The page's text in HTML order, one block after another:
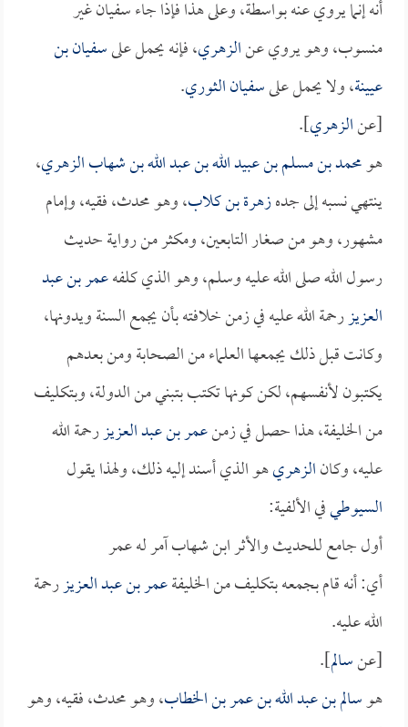
أنه إنما يروي عنه بواسطة، وعلى هذا فإذا جاء سفيان غير
منسوب، وهو يروي عنالزهري، فإنه يحمل علىسفيان بن
عيينة، ولا يحمل علىسفيان الثوري.
[عنالزهري].
هومحمد بن مسلم بن عبيد الله بن عبد الله بن شهاب الزهري،
ينتهي نسبه إلى جدهزهرة بن كلاب، وهو محدث، فقيه، وإمام
مشهور، وهو من صغار التابعين، ومكثر من رواية حديث
رسول الله صلى الله عليه وسلم، وهو الذي كلفهعمر بن عبد
العزيزرحمة الله عليه في زمن خلافته بأن يجمع السنة ويدونها،
وكانت قبل ذلك يجمعها العلماء من الصحابة ومن بعدهم
يكتبون لأنفسهم، لكن كونها تكتب بتبني من الدولة، وبتكليف
من الخليفة، هذا حصل في زمنعمر بن عبد العزيزرحمة الله
عليه، وكانالزهريهو الذي أسند إليه ذلك، ولهذا يقول
السيوطيفي الألفية:
أول جامع للحديث والأثر ابن شهاب آمر له عمر
أي: أنه قام بجمعه بتكليف من الخليفةعمر بن عبد العزيزرحمة
الله عليه.
[عنسالم].
هوسالم بن عبد الله بن عمر بن الخطاب، وهو محدث، فقيه، وهو